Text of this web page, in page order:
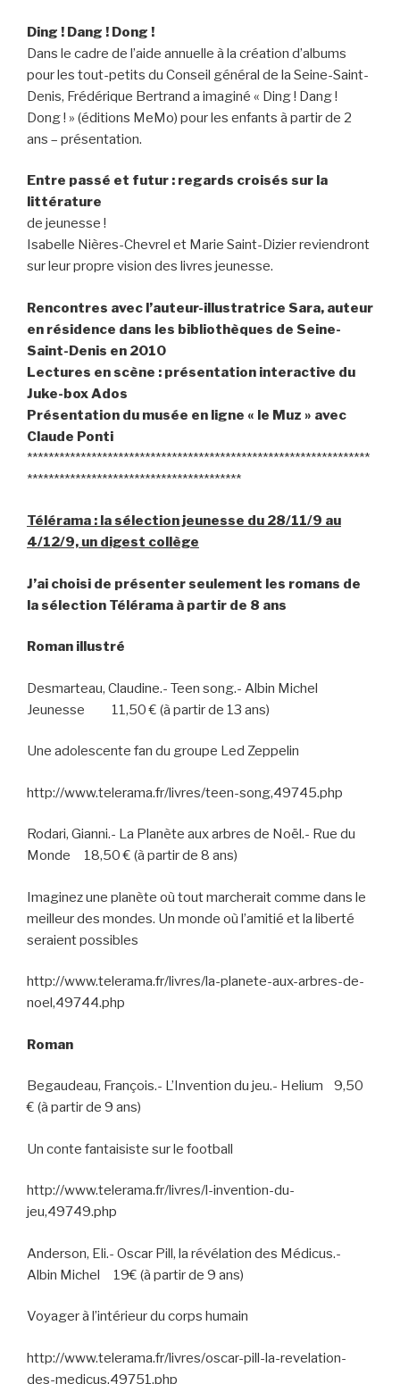
Ding ! Dang ! Dong !
Dans le cadre de l’aide annuelle à la création d’albums
pour les tout-petits du Conseil général de la Seine-Saint-
Denis, Frédérique Bertrand a imaginé « Ding ! Dang !
Dong ! » (éditions MeMo) pour les enfants à partir de 2
ans – présentation.
Entre passé et futur : regards croisés sur la
littérature
de jeunesse !
Isabelle Nières-Chevrel et Marie Saint-Dizier reviendront
sur leur propre vision des livres jeunesse.
Rencontres avec l’auteur-illustratrice Sara, auteur
en résidence dans les bibliothèques de Seine-
Saint-Denis en 2010
Lectures en scène : présentation interactive du
Juke-box Ados
Présentation du musée en ligne « le Muz » avec
Claude Ponti
****************************************************************
****************************************
Télérama : la sélection jeunesse du 28/11/9 au
4/12/9, un digest collège
J’ai choisi de présenter seulement les romans de
la sélection Télérama à partir de 8 ans
Roman illustré
Desmarteau, Claudine.- Teen song.- Albin Michel
Jeunesse 11,50 € (à partir de 13 ans)
Une adolescente fan du groupe Led Zeppelin
http://www.telerama.fr/livres/teen-song,49745.php
Rodari, Gianni.- La Planète aux arbres de Noël.- Rue du
Monde 18,50 € (à partir de 8 ans)
Imaginez une planète où tout marcherait comme dans le
meilleur des mondes. Un monde où l’amitié et la liberté
seraient possibles
http://www.telerama.fr/livres/la-planete-aux-arbres-de-
noel,49744.php
Roman
Begaudeau, François.- L’Invention du jeu.- Helium 9,50
€ (à partir de 9 ans)
Un conte fantaisiste sur le football
http://www.telerama.fr/livres/l-invention-du-
jeu,49749.php
Anderson, Eli.- Oscar Pill, la révélation des Médicus.-
Albin Michel 19€ (à partir de 9 ans)
Voyager à l’intérieur du corps humain
http://www.telerama.fr/livres/oscar-pill-la-revelation-
des-medicus,49751.php